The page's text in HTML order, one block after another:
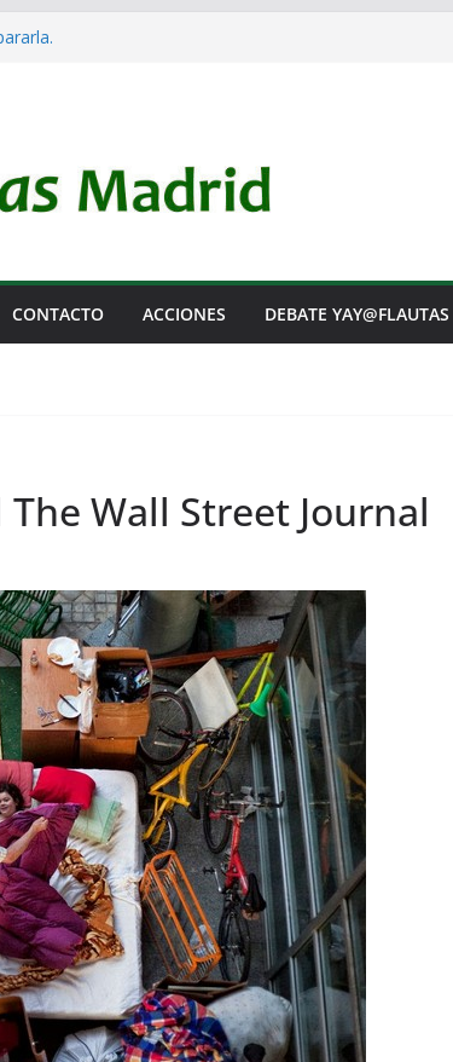
CONTACTO ACCIONES DEBATE YAY@FLAUTAS
Wall Street Journal